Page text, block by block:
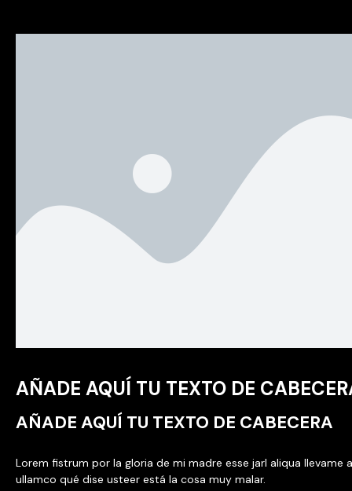
AÑADE AQUÍ TU TEXTO DE
AÑADE AQUÍ TU TEXTO DE CABECERA
Lorem fistrum por la gloria de mi madre esse jarl aliqua llevame
ullamco qué dise usteer está la cosa muy malar.